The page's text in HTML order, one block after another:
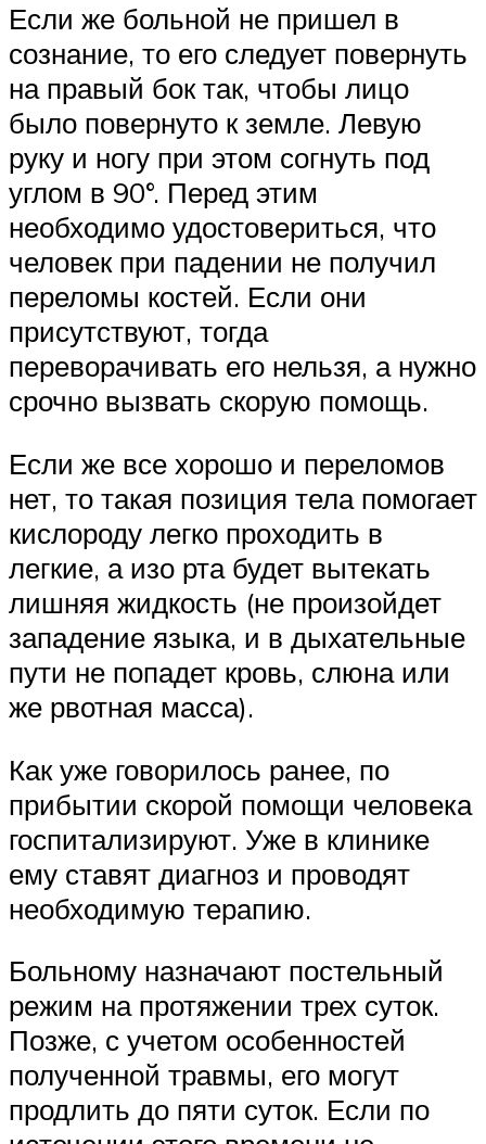
Если же больной не пришел в
сознание, то его следует повернуть
на правый бок так, чтобы лицо
было повернуто к земле. Левую
руку и ногу при этом согнуть под
углом в 90°. Перед этим
необходимо удостовериться, что
человек при падении не получил
переломы костей. Если они
присутствуют, тогда
переворачивать его нельзя, а нужно
срочно вызвать скорую помощь.
Если же все хорошо и переломов
нет, то такая позиция тела помогает
кислороду легко проходить в
легкие, а изо рта будет вытекать
лишняя жидкость (не произойдет
западение языка, и в дыхательные
пути не попадет кровь, слюна или
же рвотная масса).
Как уже говорилось ранее, по
прибытии скорой помощи человека
госпитализируют. Уже в клинике
ему ставят диагноз и проводят
необходимую терапию.
Больному назначают постельный
режим на протяжении трех суток.
Позже, с учетом особенностей
полученной травмы, его могут
продлить до пяти суток. Если по